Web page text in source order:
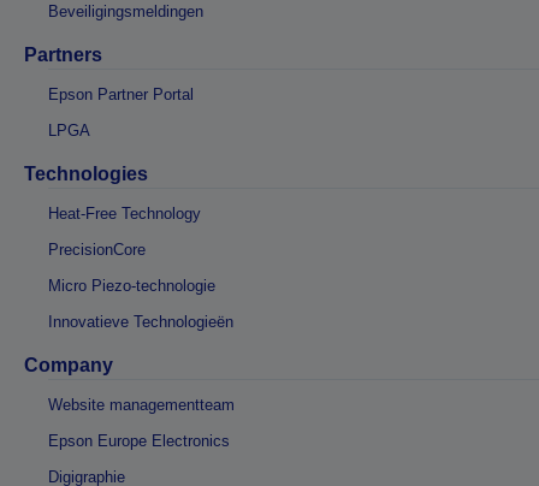
Beveiligingsmeldingen
Partners
Epson Partner Portal
LPGA
Technologies
Heat-Free Technology
PrecisionCore
Micro Piezo-technologie
Innovatieve Technologieën
Company
Website managementteam
Epson Europe Electronics
Digigraphie